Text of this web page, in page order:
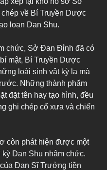
về Bí Truyền Dược
loạn Dan Shu.
chức, Sở Đan Đỉnh đã có
mật, Bí Truyền Dược
loài sinh vật kỳ lạ mà
Những thành phẩm
đặt tên hay tạo hình, đều
ghi chép cổ xưa và chiến
còn phát hiện được một
Dan Shu nhậm chức.
Đan Sĩ Trưởng tiền